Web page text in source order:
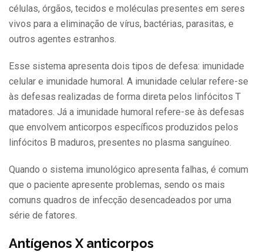
células, órgãos, tecidos e moléculas presentes em seres
vivos para a eliminação de vírus, bactérias, parasitas, e
outros agentes estranhos.
Esse sistema apresenta dois tipos de defesa: imunidade
celular e imunidade humoral. A imunidade celular refere-se
às defesas realizadas de forma direta pelos linfócitos T
matadores. Já a imunidade humoral refere-se às defesas
que envolvem anticorpos específicos produzidos pelos
linfócitos B maduros, presentes no plasma sanguíneo.
Quando o sistema imunológico apresenta falhas, é comum
que o paciente apresente problemas, sendo os mais
comuns quadros de infecção desencadeados por uma
série de fatores.
Antígenos X anticorpos